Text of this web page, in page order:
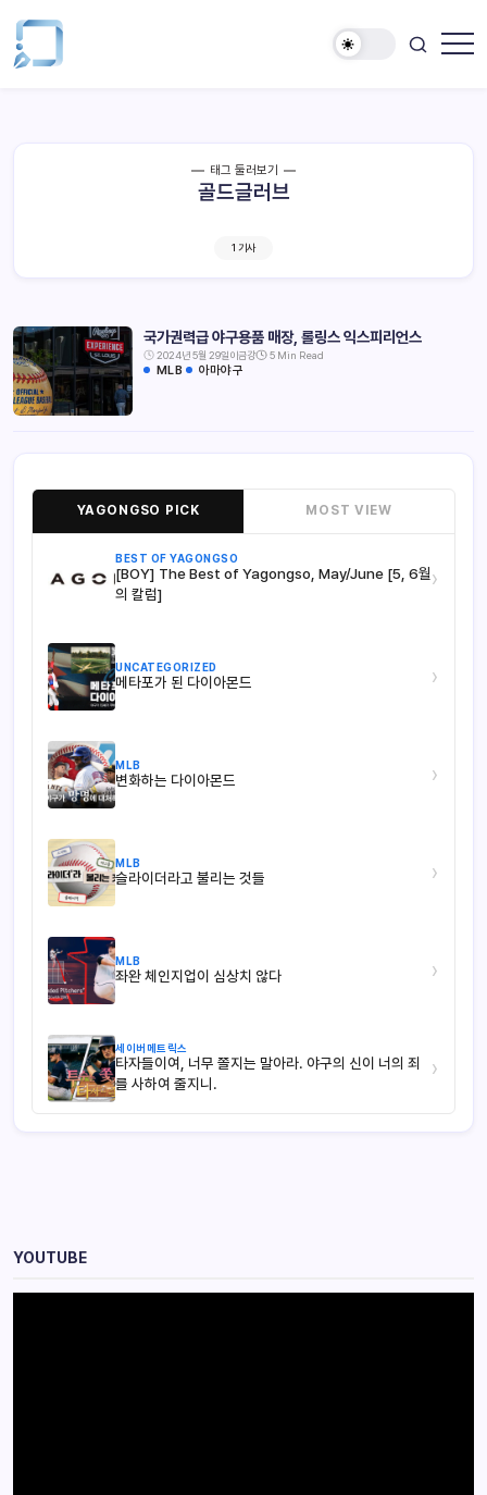
태그 둘러보기
골드글러브
1 기사
국가권력급 야구용품 매장, 롤링스 익스피리언스
2024년 5월 29일이금강 5 Min Read
MLB 아마야구
YAGONGSO PICK MOST VIEW
BEST OF YAGONGSO
[BOY] The Best of Yagongso, May/June [5, 6월
의 칼럼]
›
UNCATEGORIZED
메타포가 된 다이아몬드 ›
MLB
변화하는 다이아몬드 ›
MLB
슬라이더라고 불리는 것들 ›
MLB
좌완 체인지업이 심상치 않다 ›
세이버메트릭스
타자들이여, 너무 쫄지는 말아라. 야구의 신이 너의 죄
를 사하여 줄지니.
›
YOUTUBE